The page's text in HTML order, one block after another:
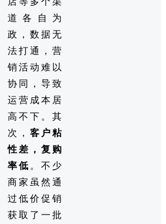
道各自为
政，数据无
法打通，营
销活动难以
协同，导致
运营成本居
高不下。其
次， 客户粘
性差，复购
率低 。不少
商家虽然通
过低价促销
获取了一批